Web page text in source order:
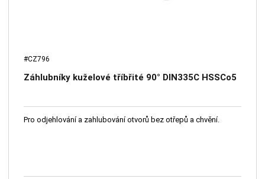
#CZ796
Záhlubníky kuželové tříbřité 90° DIN335C HSSCo5
Pro odjehlování a zahlubování otvorů bez otřepů a chvění.